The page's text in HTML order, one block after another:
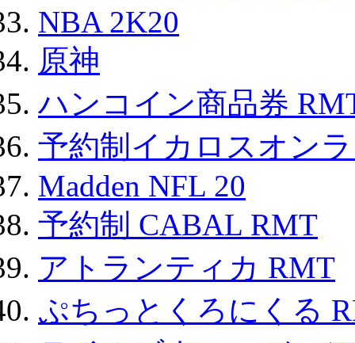
NBA 2K20
原神
ハンコイン商品券
予約制イカロスオン
Madden NFL 20
予約制 CABAL RMT
アトランティカ RMT
ぷちっとくろにくる